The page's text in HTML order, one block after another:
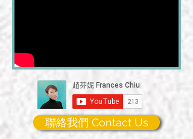
聯絡我們 Contact Us